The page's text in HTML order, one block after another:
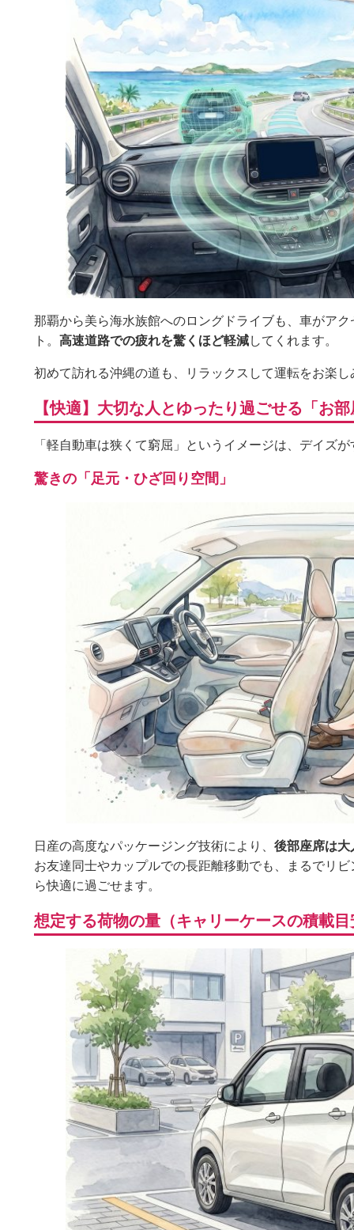
那覇から美ら海水族館へのロングドライブも、車がア
ト。 高速道路での疲れを驚くほど軽減してくれます。
初めて訪れる沖縄の道も、リラックスして運転をお楽
【快適】大切な人とゆったり過ごせる「お
「軽自動車は狭くて窮屈」というイメージは、デイズ
驚きの「足元・ひざ回り空間」
日産の高度なパッケージング技術により、 後部座席は大
お友達同士やカップルでの長距離移動でも、まるでリ
ら快適に過ごせます。
想定する荷物の量（キャリーケースの積載目